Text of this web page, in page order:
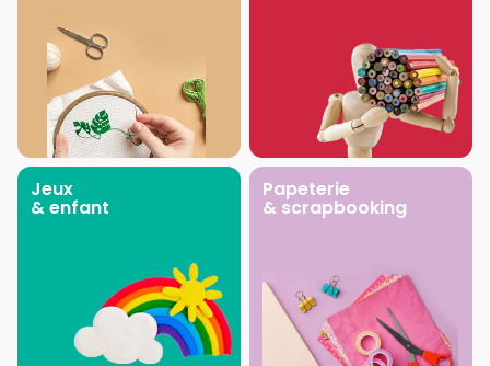
Jeux
& enfant
Papeterie
& scrapbooking